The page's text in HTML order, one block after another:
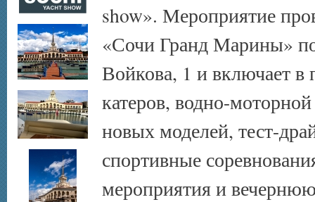
show». Мероприятие
«Сочи Гранд Марины»
Войкова, 1 и включает в
катеров, водно-
новых моделей, тест-
спортивные
мероприятия и